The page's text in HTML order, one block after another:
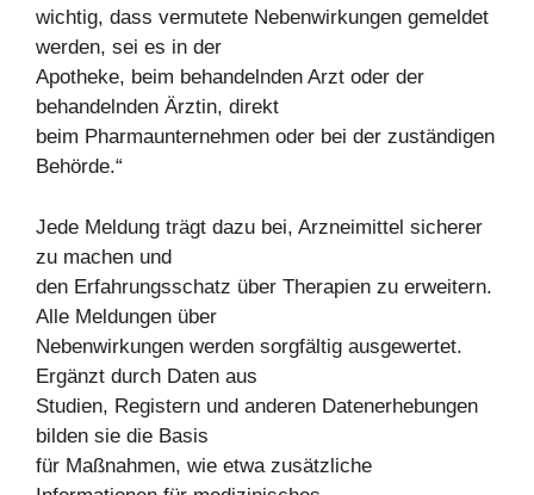
wichtig, dass vermutete Nebenwirkungen gemeldet
werden, sei es in der
Apotheke, beim behandelnden Arzt oder der
behandelnden Ärztin, direkt
beim Pharmaunternehmen oder bei der zuständigen
Behörde.“
Jede Meldung trägt dazu bei, Arzneimittel sicherer
zu machen und
den Erfahrungsschatz über Therapien zu erweitern.
Alle Meldungen über
Nebenwirkungen werden sorgfältig ausgewertet.
Ergänzt durch Daten aus
Studien, Registern und anderen Datenerhebungen
bilden sie die Basis
für Maßnahmen, wie etwa zusätzliche